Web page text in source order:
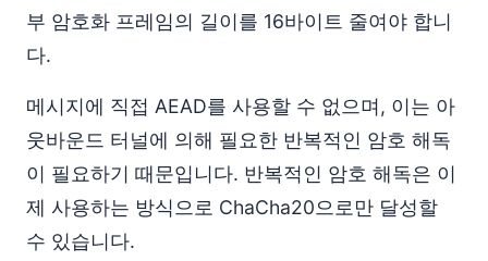
부 암호화 프레임의 길이를 16바이트 줄여야 합니
다.
메시지에 직접 AEAD를 사용할 수 없으며, 이는 아
웃바운드 터널에 의해 필요한 반복적인 암호 해독
이 필요하기 때문입니다. 반복적인 암호 해독은 이
제 사용하는 방식으로 ChaCha20으로만 달성할
수 있습니다.